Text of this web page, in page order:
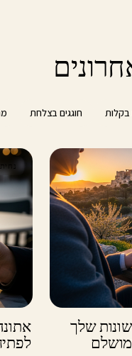
בקלות חוגגים בצלחת
שלך